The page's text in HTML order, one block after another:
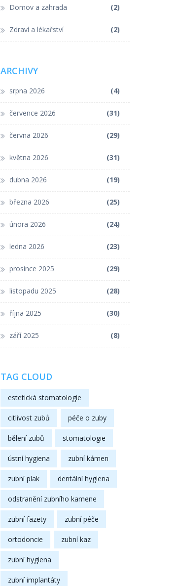
Domov a zahrada (2)
Zdraví a lékařství (2)
ARCHIVY
srpna 2026 (4)
července 2026 (31)
června 2026 (29)
května 2026 (31)
dubna 2026 (19)
března 2026 (25)
února 2026 (24)
ledna 2026 (23)
prosince 2025 (29)
listopadu 2025 (28)
října 2025 (30)
září 2025 (8)
TAG CLOUD
estetická stomatologie
citlivost zubů péče o zuby
bělení zubů stomatologie
ústní hygiena zubní kámen
zubní plak dentální hygiena
odstranění zubního kamene
zubní fazety zubní péče
ortodoncie zubní kaz
zubní hygiena
zubní implantáty